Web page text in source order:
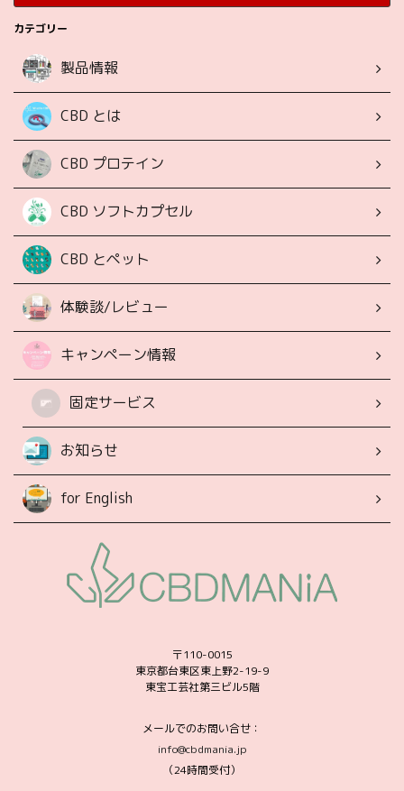
カテゴリー
製品情報
CBD とは
CBD プロテイン
CBD ソフトカプセル
CBD とペット
体験談/レビュー
キャンペーン情報
固定サービス
お知らせ
for English
〒110-0015
東京都台東区東上野2-19-9
東宝工芸社第三ビル5階
メールでのお問い合せ：
info@cbdmania.jp
（24時間受付）